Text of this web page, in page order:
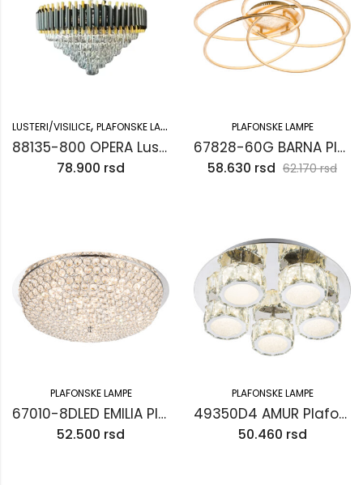
LUSTERI/VISILICE, PLAFONSKE LAMPE
88135-800 OPERA Luster
78.900 rsd
PLAFONSKE LAMPE
67828-60G BARNA Plafonjera LED
58.630 rsd 62.170rsd
PLAFONSKE LAMPE
67010-8DLED EMILIA Plafonska lampa
52.500 rsd
PLAFONSKE LAMPE
49350D4 AMUR Plafonjera
50.460 rsd